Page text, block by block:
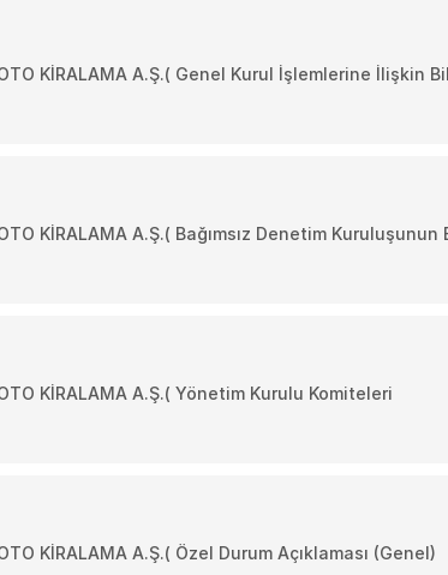
KİRALAMA A.Ş.( Genel Kurul İşlemlerine İlişkin
KİRALAMA A.Ş.( Bağımsız Denetim Kuruluşunun
KİRALAMA A.Ş.( Yönetim Kurulu Komiteleri
KİRALAMA A.Ş.( Özel Durum Açıklaması (Genel)